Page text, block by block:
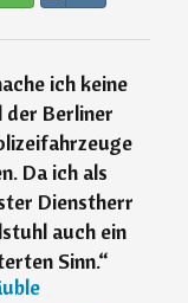
ich keine
der Berliner
Da ich als
Dienstherr
auch ein
Sinn.“